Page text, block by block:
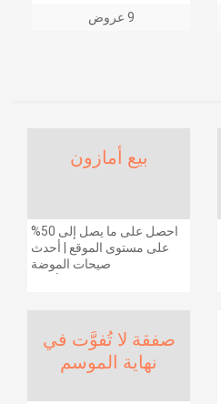
9 عروض
بيع أمازون
احصل على ما يصل إلى 50%
على مستوى الموقع | أحدث
صيحات الموضة
صفقة لا تُفوَّت في
نهاية الموسم